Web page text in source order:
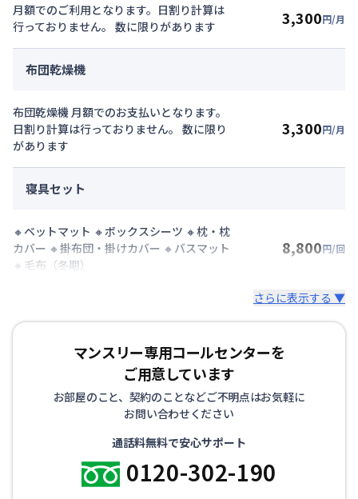
月額でのご利用となります。日割り計算は
行っておりません。 数に限りがあります
3,300円/月
布団乾燥機
布団乾燥機 月額でのお支払いとなります。
日割り計算は行っておりません。 数に限り
があります
3,300円/月
寝具セット
🔸ベットマット 🔸ボックスシーツ 🔸枕・枕
カバー 🔸掛布団・掛けカバー 🔸バスマット
🔸毛布（冬期）
8,800円/回
さらに表示する ▼
マンスリー専用コールセンターを
ご用意しています
お部屋のこと、契約のことなどご不明点はお気軽に
お問い合わせください
通話料無料で安心サポート
0120-302-190